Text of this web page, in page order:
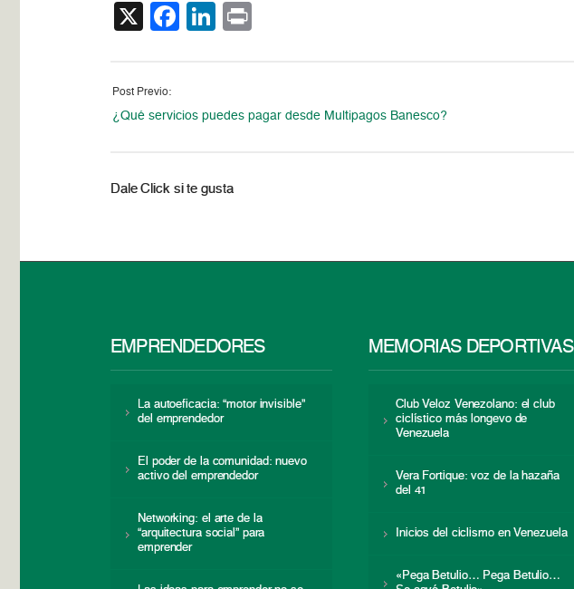
X Facebook
LinkedIn
Post Previo:
¿Qué servicios puedes pagar desde Multipagos Banesco?
Dale Click si te gusta
EMPRENDEDORES
La autoeficacia: “motor invisible”
del emprendedor
El poder de la comunidad: nuevo
activo del emprendedor
Networking: el arte de la
“arquitectura social” para
emprender
MEMORIAS DEPORTIVAS
Club Veloz Venezolano: el club
ciclístico más longevo de
Venezuela
Vera Fortique: voz de la hazaña
del 41
Inicios del ciclismo en Venezuela
«Pega Betulio… Pega Betulio…